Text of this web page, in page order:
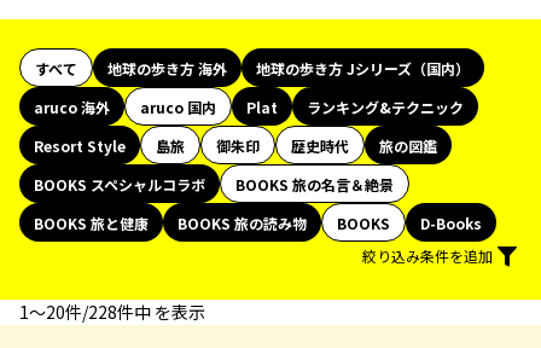
すべて 地球の歩き方 海外
地球の歩き方 Jシリーズ（国内）
aruco 海外
aruco 国内 Plat
ランキング&テクニック
Resort Style
島旅 御朱印 歴史時代
旅の図鑑
BOOKS スペシャルコラボ
BOOKS 旅の名言＆絶景
BOOKS 旅と健康
BOOKS 旅の読み物 BOOKS
D-Books
絞り込み条件を追加
1〜20件/228件中 を表示